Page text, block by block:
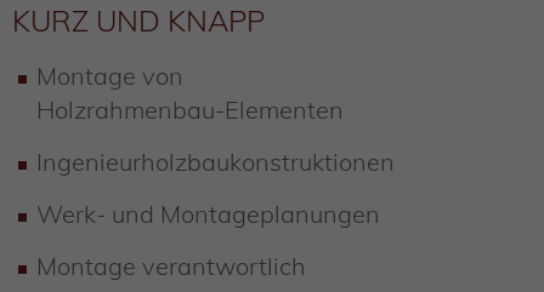
KURZ UND KNAPP
Montage von
Holzrahmenbau-Elementen
Ingenieurholzbaukonstruktionen
Werk- und Montageplanungen
Montage verantwortlich